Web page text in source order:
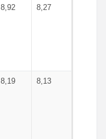
8,92 8,27
8,19 8,13